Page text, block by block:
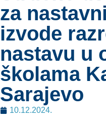
za
izvode
nastavu u
školama
Sarajevo
10.12.2024.